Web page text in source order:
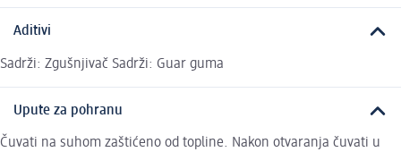
Aditivi
Sadrži: Zgušnjivač Sadrži: Guar guma
Upute za pohranu
Čuvati na suhom zaštićeno od topline. Nakon otvaranja čuvati u